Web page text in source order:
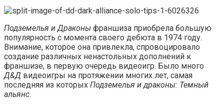
Подземелья и Драконы франшиза приобрела большую
популярность с момента своего дебюта в 1974 году.
Внимание, которое она привлекла, спровоцировало
создание различных ненастольных дополнений к
франшизе, в первую очередь видеоигр. Было много
Д&Д видеоигры на протяжении многих лет, самая
последняя из которых Подземелья и драконы: Темный
альянс.